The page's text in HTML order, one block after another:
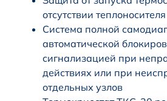
отсутствии
Система полной
автоматической
сигнализацией при
действиях или при
отдельных узлов